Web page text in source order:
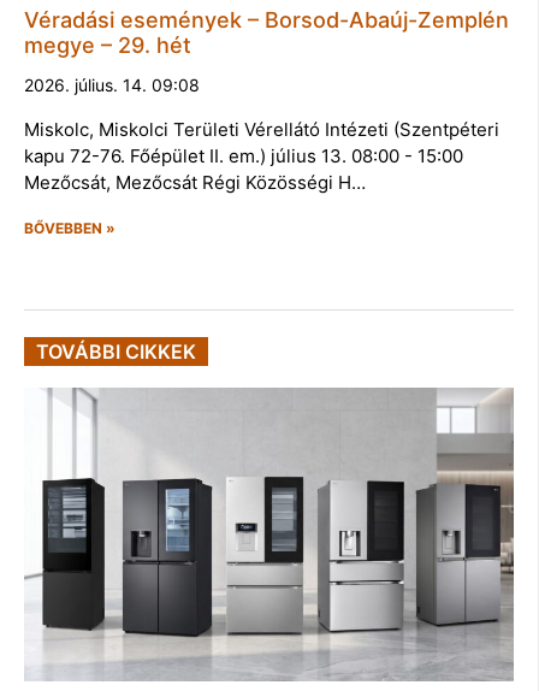
Véradási események – Borsod-Abaúj-Zemplén
megye – 29. hét
2026. július. 14. 09:08
Miskolc, Miskolci Területi Vérellátó Intézeti (Szentpéteri
kapu 72-76. Főépület II. em.) július 13. 08:00 - 15:00
Mezőcsát, Mezőcsát Régi Közösségi H…
BŐVEBBEN »
TOVÁBBI CIKKEK